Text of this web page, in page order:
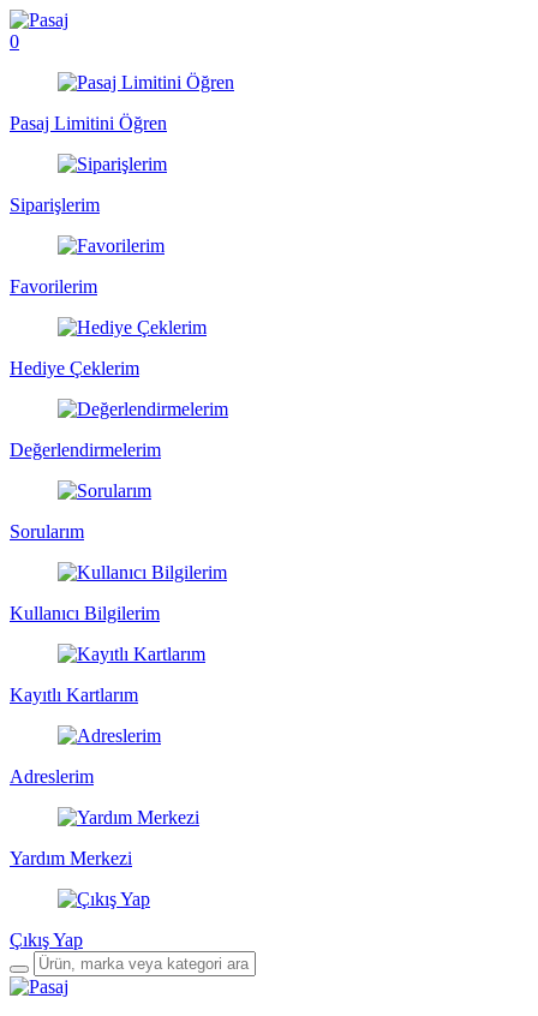
0
Pasaj Limitini Öğren
Siparişlerim
Favorilerim
Hediye Çeklerim
Değerlendirmelerim
Sorularım
Kullanıcı Bilgilerim
Kayıtlı Kartlarım
Adreslerim
Yardım Merkezi
Çıkış Yap